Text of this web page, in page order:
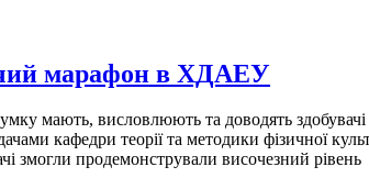
марафон в ХДАЕУ
мають, висловлюють та доводять здобувачі
кафедри теорії та методики фізичної
змогли продемонстрували височезний рівень